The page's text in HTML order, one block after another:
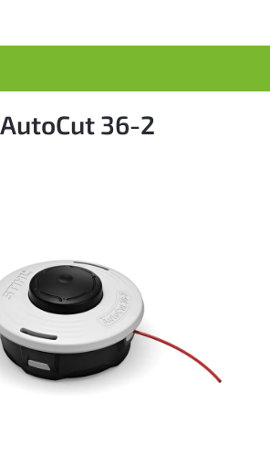
36-2